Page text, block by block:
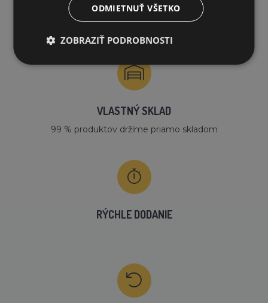
DOPRAVA ZDARMA
VLASTNÝ SKLAD
99 % produktov držíme priamo skladom
RÝCHLE DODANIE
ODMIETNUŤ VŠETKO
ZOBRAZIŤ PODROBNOSTI